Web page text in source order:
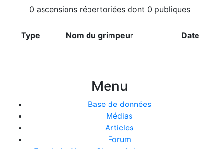
0 ascensions répertoriées dont 0 publiques
Type Nom du grimpeur Date
Menu
Base de données
Médias
Articles
Forum